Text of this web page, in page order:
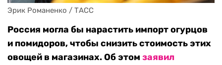
Эрик Романенко / ТАСС
Россия могла бы нарастить импорт огурцов
и помидоров, чтобы снизить стоимость этих
овощей в магазинах. Об этом заявил